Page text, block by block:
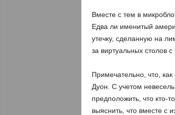
Вместе с тем в
Едва ли именитый
утечку, сделанную на
за виртуальных столов
Примечательно, что,
Дуон. С учетом
предположить, что кто-
выяснить, что вместе с